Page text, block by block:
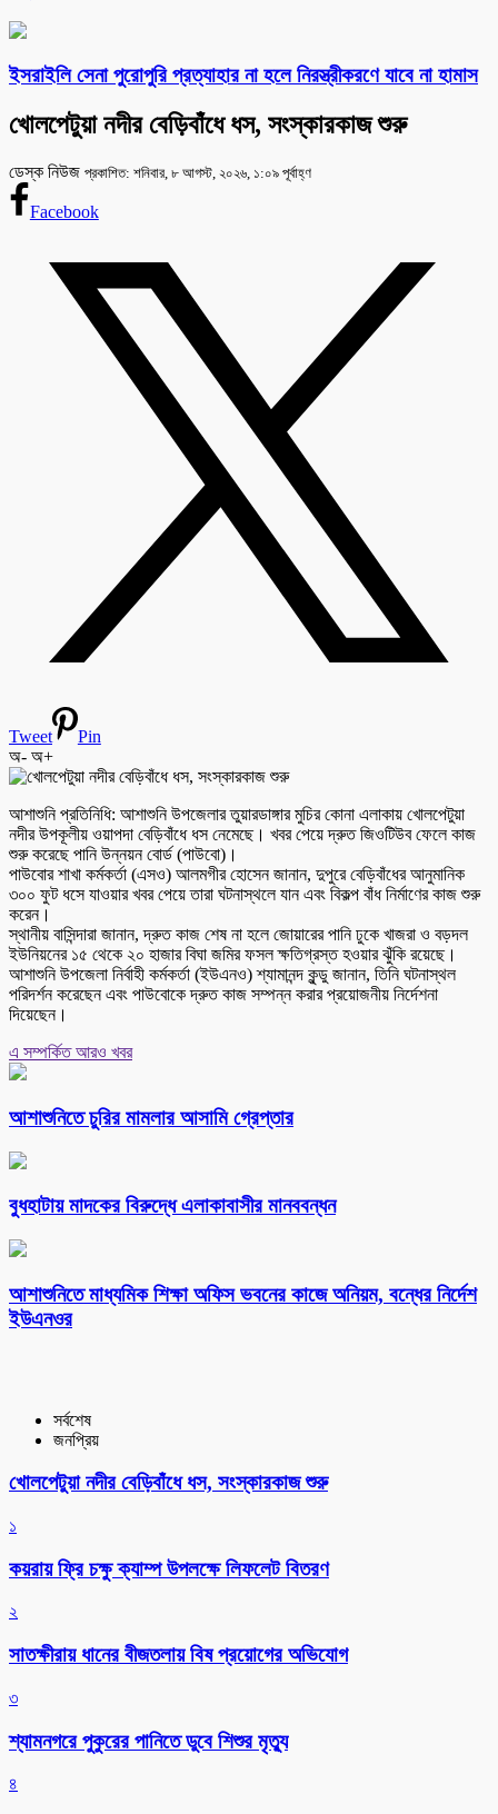
ইসরাইলি সেনা পুরোপুরি প্রত্যাহার না হলে নিরস্ত্রীকরণে যাবে না হামাস
খোলপেটুয়া নদীর বেড়িবাঁধে ধস, সংস্কারকাজ শুরু
ডেস্ক নিউজ প্রকাশিত: শনিবার, ৮ আগস্ট, ২০২৬, ১:০৯ পূর্বাহ্ণ
Facebook
Tweet
Pin
অ- অ+
আশাশুনি প্রতিনিধি: আশাশুনি উপজেলার তুয়ারডাঙ্গার মুচির কোনা এলাকায় খোলপেটুয়া
নদীর উপকূলীয় ওয়াপদা বেড়িবাঁধে ধস নেমেছে। খবর পেয়ে দ্রুত জিওটিউব ফেলে কাজ
শুরু করেছে পানি উন্নয়ন বোর্ড (পাউবো)।
পাউবোর শাখা কর্মকর্তা (এসও) আলমগীর হোসেন জানান, দুপুরে বেড়িবাঁধের আনুমানিক
৩০০ ফুট ধসে যাওয়ার খবর পেয়ে তারা ঘটনাস্থলে যান এবং বিকল্প বাঁধ নির্মাণের কাজ শুরু
করেন।
স্থানীয় বাসিন্দারা জানান, দ্রুত কাজ শেষ না হলে জোয়ারের পানি ঢুকে খাজরা ও বড়দল
ইউনিয়নের ১৫ থেকে ২০ হাজার বিঘা জমির ফসল ক্ষতিগ্রস্ত হওয়ার ঝুঁকি রয়েছে।
আশাশুনি উপজেলা নির্বাহী কর্মকর্তা (ইউএনও) শ্যামানন্দ কুন্ডু জানান, তিনি ঘটনাস্থল
পরিদর্শন করেছেন এবং পাউবোকে দ্রুত কাজ সম্পন্ন করার প্রয়োজনীয় নির্দেশনা
দিয়েছেন।
এ সম্পর্কিত আরও খবর
আশাশুনিতে চুরির মামলার আসামি গ্রেপ্তার
বুধহাটায় মাদকের বিরুদ্ধে এলাকাবাসীর মানববন্ধন
আশাশুনিতে মাধ্যমিক শিক্ষা অফিস ভবনের কাজে অনিয়ম, বন্ধের নির্দেশ
ইউএনওর
সর্বশেষ
জনপ্রিয়
খোলপেটুয়া নদীর বেড়িবাঁধে ধস, সংস্কারকাজ শুরু
১
কয়রায় ফ্রি চক্ষু ক্যাম্প উপলক্ষে লিফলেট বিতরণ
২
সাতক্ষীরায় ধানের বীজতলায় বিষ প্রয়োগের অভিযোগ
৩
শ্যামনগরে পুকুরের পানিতে ডুবে শিশুর মৃত্যু
৪